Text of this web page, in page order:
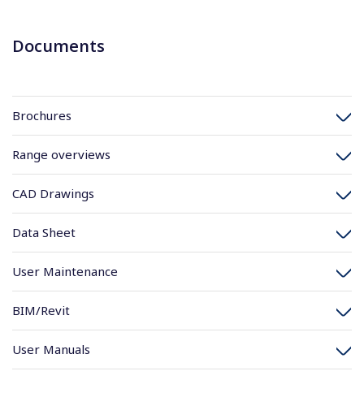
Documents
Brochures
Range overviews
CAD Drawings
Data Sheet
User Maintenance
BIM/Revit
User Manuals